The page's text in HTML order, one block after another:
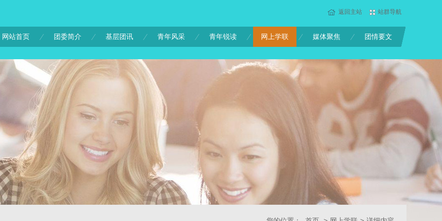
站群导航
返回主站
网站首页 团委简介 基层团讯 青年风采 青年锐读 网上学联 媒体聚焦 团情要文